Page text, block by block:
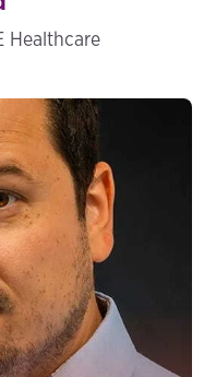
Healthcare